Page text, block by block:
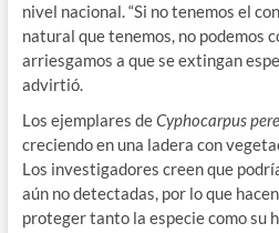
nivel nacional. “Si no tenemos el
natural que tenemos, no podemos
arriesgamos a que se extingan
advirtió.
Los ejemplares deCyphocarpus
creciendo en una ladera con
Los investigadores creen que
aún no detectadas, por lo que
proteger tanto la especie como su